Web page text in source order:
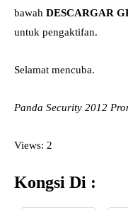
bawah DESCARGAR
untuk pengaktifan.
Selamat mencuba.
Panda Security 2012
Views: 2
Kongsi Di :